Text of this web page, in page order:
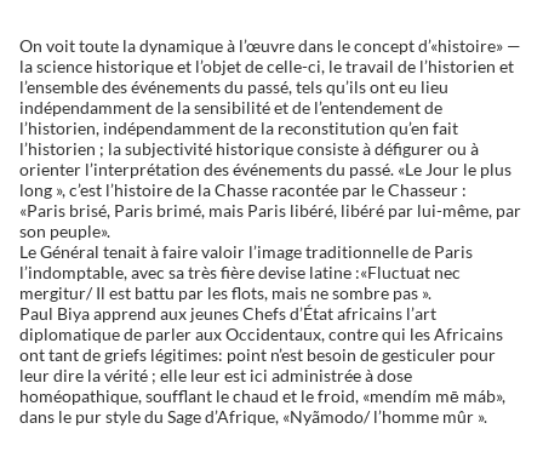
On voit toute la dynamique à l’œuvre dans le concept d’«histoire» —
la science historique et l’objet de celle-ci, le travail de l’historien et
l’ensemble des événements du passé, tels qu’ils ont eu lieu
indépendamment de la sensibilité et de l’entendement de
l’historien, indépendamment de la reconstitution qu’en fait
l’historien ; la subjectivité historique consiste à défigurer ou à
orienter l’interprétation des événements du passé. «Le Jour le plus
long », c’est l’histoire de la Chasse racontée par le Chasseur :
«Paris brisé, Paris brimé, mais Paris libéré, libéré par lui-même, par
son peuple».
Le Général tenait à faire valoir l’image traditionnelle de Paris
l’indomptable, avec sa très fière devise latine :«Fluctuat nec
mergitur/ Il est battu par les flots, mais ne sombre pas ».
Paul Biya apprend aux jeunes Chefs d’État africains l’art
diplomatique de parler aux Occidentaux, contre qui les Africains
ont tant de griefs légitimes: point n’est besoin de gesticuler pour
leur dire la vérité ; elle leur est ici administrée à dose
homéopathique, soufflant le chaud et le froid, «mendím mē máb»,
dans le pur style du Sage d’Afrique, «Nyãmodo/ l’homme mûr ».